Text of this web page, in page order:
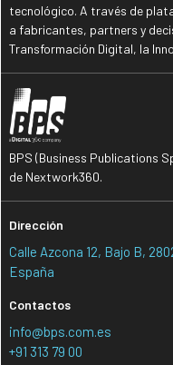
tecnológico. A través de
a fabricantes, partners y
Transformación Digital, la
BPS (Business Publications
de Nextwork360.
Dirección
Calle Azcona 12, Bajo B,
España
Contactos
info@bps.com.es
+91 313 79 00